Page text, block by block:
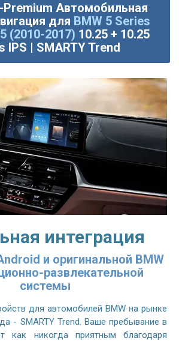
Premium Автомобильная
для BMW 5 Series
(2010-2017) 10.25 + 10.25
IPS | SMARTY Trend
интеграция
и оригинальной BMW
развлекательной
системы
для автомобилей BMW на рынке
- SMARTY Trend. Ваше пребывание в
как никогда приятным благодаря